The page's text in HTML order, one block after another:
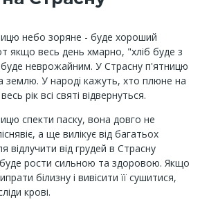
небо зоряне - буде хороший
якщо весь день хмарно, "хліб буде з
неврожайним. У Страсну п'ятницю
У народі кажуть, хто плюне на
рік всі святі відвернуться.
спекти паску, вона довго не
а ще вилікує від багатьох
від грудей в Страсну
рости сильною та здоровою. Якщо
білизну і вивісити її сушитися,
крові.